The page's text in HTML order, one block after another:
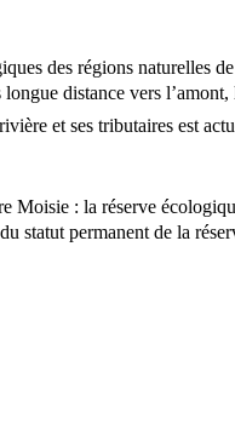
des régions naturelles
distance vers
et ses tributaires est
Moisie : la réserve
statut permanent de la